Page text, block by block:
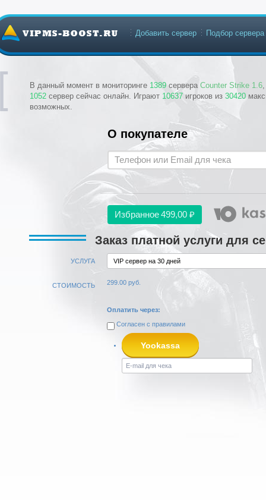
В данный момент в мониторинге 1389 сервера Counter Strike 1.6
1052 сервер сейчас онлайн. Играют 10637 игроков из 30420
возможных.
Добавить сервер Подбор сервера
О покупателе
Избранное499,00 ₽
Заказ платной услуги для
УСЛУГА
СТОИМОСТЬ 299.00 руб.
Оплатить через:
Согласен с правилами
Yookassa